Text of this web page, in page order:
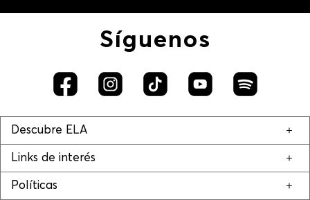
Síguenos
Descubre ELA
Links de interés
Políticas